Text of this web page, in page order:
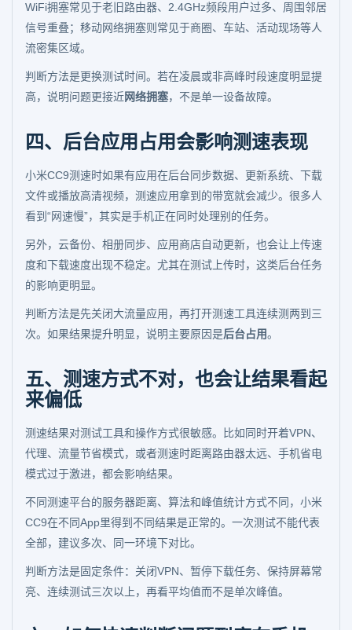
WiFi拥塞常见于老旧路由器、2.4GHz频段用户过多、周围邻居
信号重叠；移动网络拥塞则常见于商圈、车站、活动现场等人
流密集区域。
判断方法是更换测试时间。若在凌晨或非高峰时段速度明显提
高，说明问题更接近网络拥塞，不是单一设备故障。
四、后台应用占用会影响测速表现
小米CC9测速时如果有应用在后台同步数据、更新系统、下载
文件或播放高清视频，测速应用拿到的带宽就会减少。很多人
看到“网速慢”，其实是手机正在同时处理别的任务。
另外，云备份、相册同步、应用商店自动更新，也会让上传速
度和下载速度出现不稳定。尤其在测试上传时，这类后台任务
的影响更明显。
判断方法是先关闭大流量应用，再打开测速工具连续测两到三
次。如果结果提升明显，说明主要原因是后台占用。
五、测速方式不对，也会让结果看起
来偏低
测速结果对测试工具和操作方式很敏感。比如同时开着VPN、
代理、流量节省模式，或者测速时距离路由器太远、手机省电
模式过于激进，都会影响结果。
不同测速平台的服务器距离、算法和峰值统计方式不同，小米
CC9在不同App里得到不同结果是正常的。一次测试不能代表
全部，建议多次、同一环境下对比。
判断方法是固定条件：关闭VPN、暂停下载任务、保持屏幕常
亮、连续测试三次以上，再看平均值而不是单次峰值。